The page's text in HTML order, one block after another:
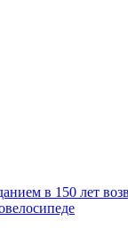
в 150 лет